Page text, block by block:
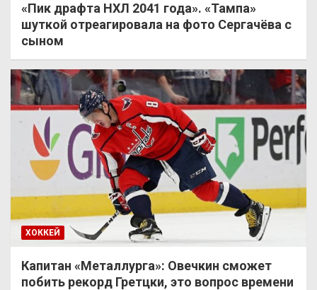
«Пик драфта НХЛ 2041 года». «Тампа»
шуткой отреагировала на фото Сергачёва с
сыном
ХОККЕЙ
Капитан «Металлурга»: Овечкин сможет
побить рекорд Гретцки, это вопрос времени